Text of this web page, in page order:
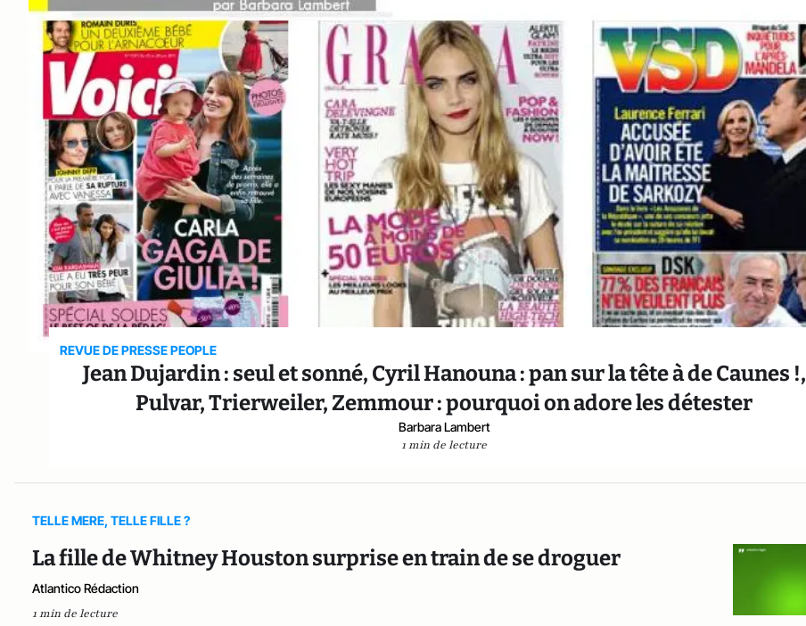
REVUE DE PRESSE PEOPLE
Jean Dujardin : seul et sonné, Cyril Hanouna : pan sur la tête à de Caunes !,
Pulvar, Trierweiler, Zemmour : pourquoi on adore les détester
Barbara Lambert
1 min de lecture
TELLE MERE, TELLE FILLE ?
La fille de Whitney Houston surprise en train de se droguer
Atlantico Rédaction
1 min de lecture